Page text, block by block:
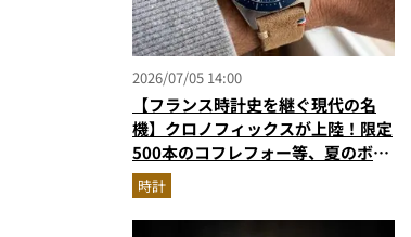
2026/07/05 14:00
【フランス時計史を継ぐ現代の名
機】クロノフィックスが上陸！限定
500本のコフレフォー等、夏のボー
ナスで狙う新作
時計